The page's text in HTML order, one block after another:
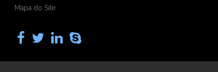
Mapa do Site